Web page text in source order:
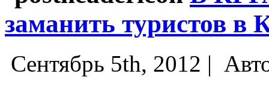
заманить туристов в
Сентябрь 5th, 2012 |